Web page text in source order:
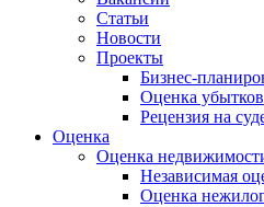
Статьи
Новости
Проекты
Бизнес-
Оценка убытков
Рецензия на
Оценка
Оценка
Независимая
Оценка